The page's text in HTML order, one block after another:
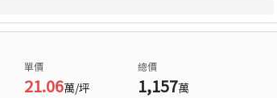
單價
21.06萬/坪
總價
1,157萬